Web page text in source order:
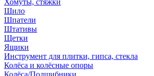
Хомуты, стяжки
Шило
Шпатели
Штативы
Щетки
Ящики
Инструмент для плитки, гипса, стекла
Колёса и колёсные опоры
Колёса/Подшибники